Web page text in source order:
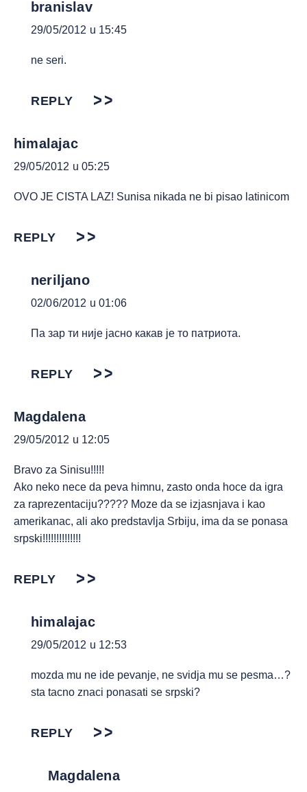
branislav
29/05/2012 u 15:45
ne seri.
REPLY
himalajac
29/05/2012 u 05:25
OVO JE CISTA LAZ! Sunisa nikada ne bi pisao latinicom
REPLY
neriljano
02/06/2012 u 01:06
Па зар ти није јасно какав је то патриота.
REPLY
Magdalena
29/05/2012 u 12:05
Bravo za Sinisu!!!!!
Ako neko nece da peva himnu, zasto onda hoce da igra
za raprezentaciju????? Moze da se izjasnjava i kao
amerikanac, ali ako predstavlja Srbiju, ima da se ponasa
srpski!!!!!!!!!!!!!!
REPLY
himalajac
29/05/2012 u 12:53
mozda mu ne ide pevanje, ne svidja mu se pesma…?
sta tacno znaci ponasati se srpski?
REPLY
Magdalena